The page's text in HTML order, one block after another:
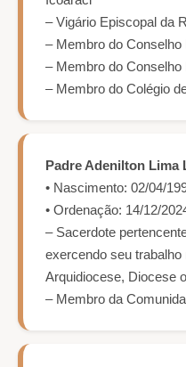
– Vigário Episcopal da
– Membro do Conselho
– Membro do Conselho
– Membro do Colégio
Padre Adenilton Lima
• Nascimento: 02/04/
• Ordenação: 14/12/
– Sacerdote
exercendo seu
Arquidiocese, Diocese
– Membro da